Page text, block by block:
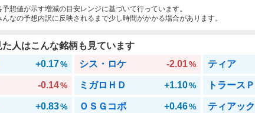
想値が示す増減の目安レンジに基づいて行っています。
なの予想内訳に反映されるまで少し時間がかかる場合があります。
た人はこんな銘柄も見ています
+0.17% シス・ロケ -2.01% ティア
-0.14% ミガロＨＤ +1.10% トラースＰ
+0.83% ＯＳＧコポ +0.46% ティアック